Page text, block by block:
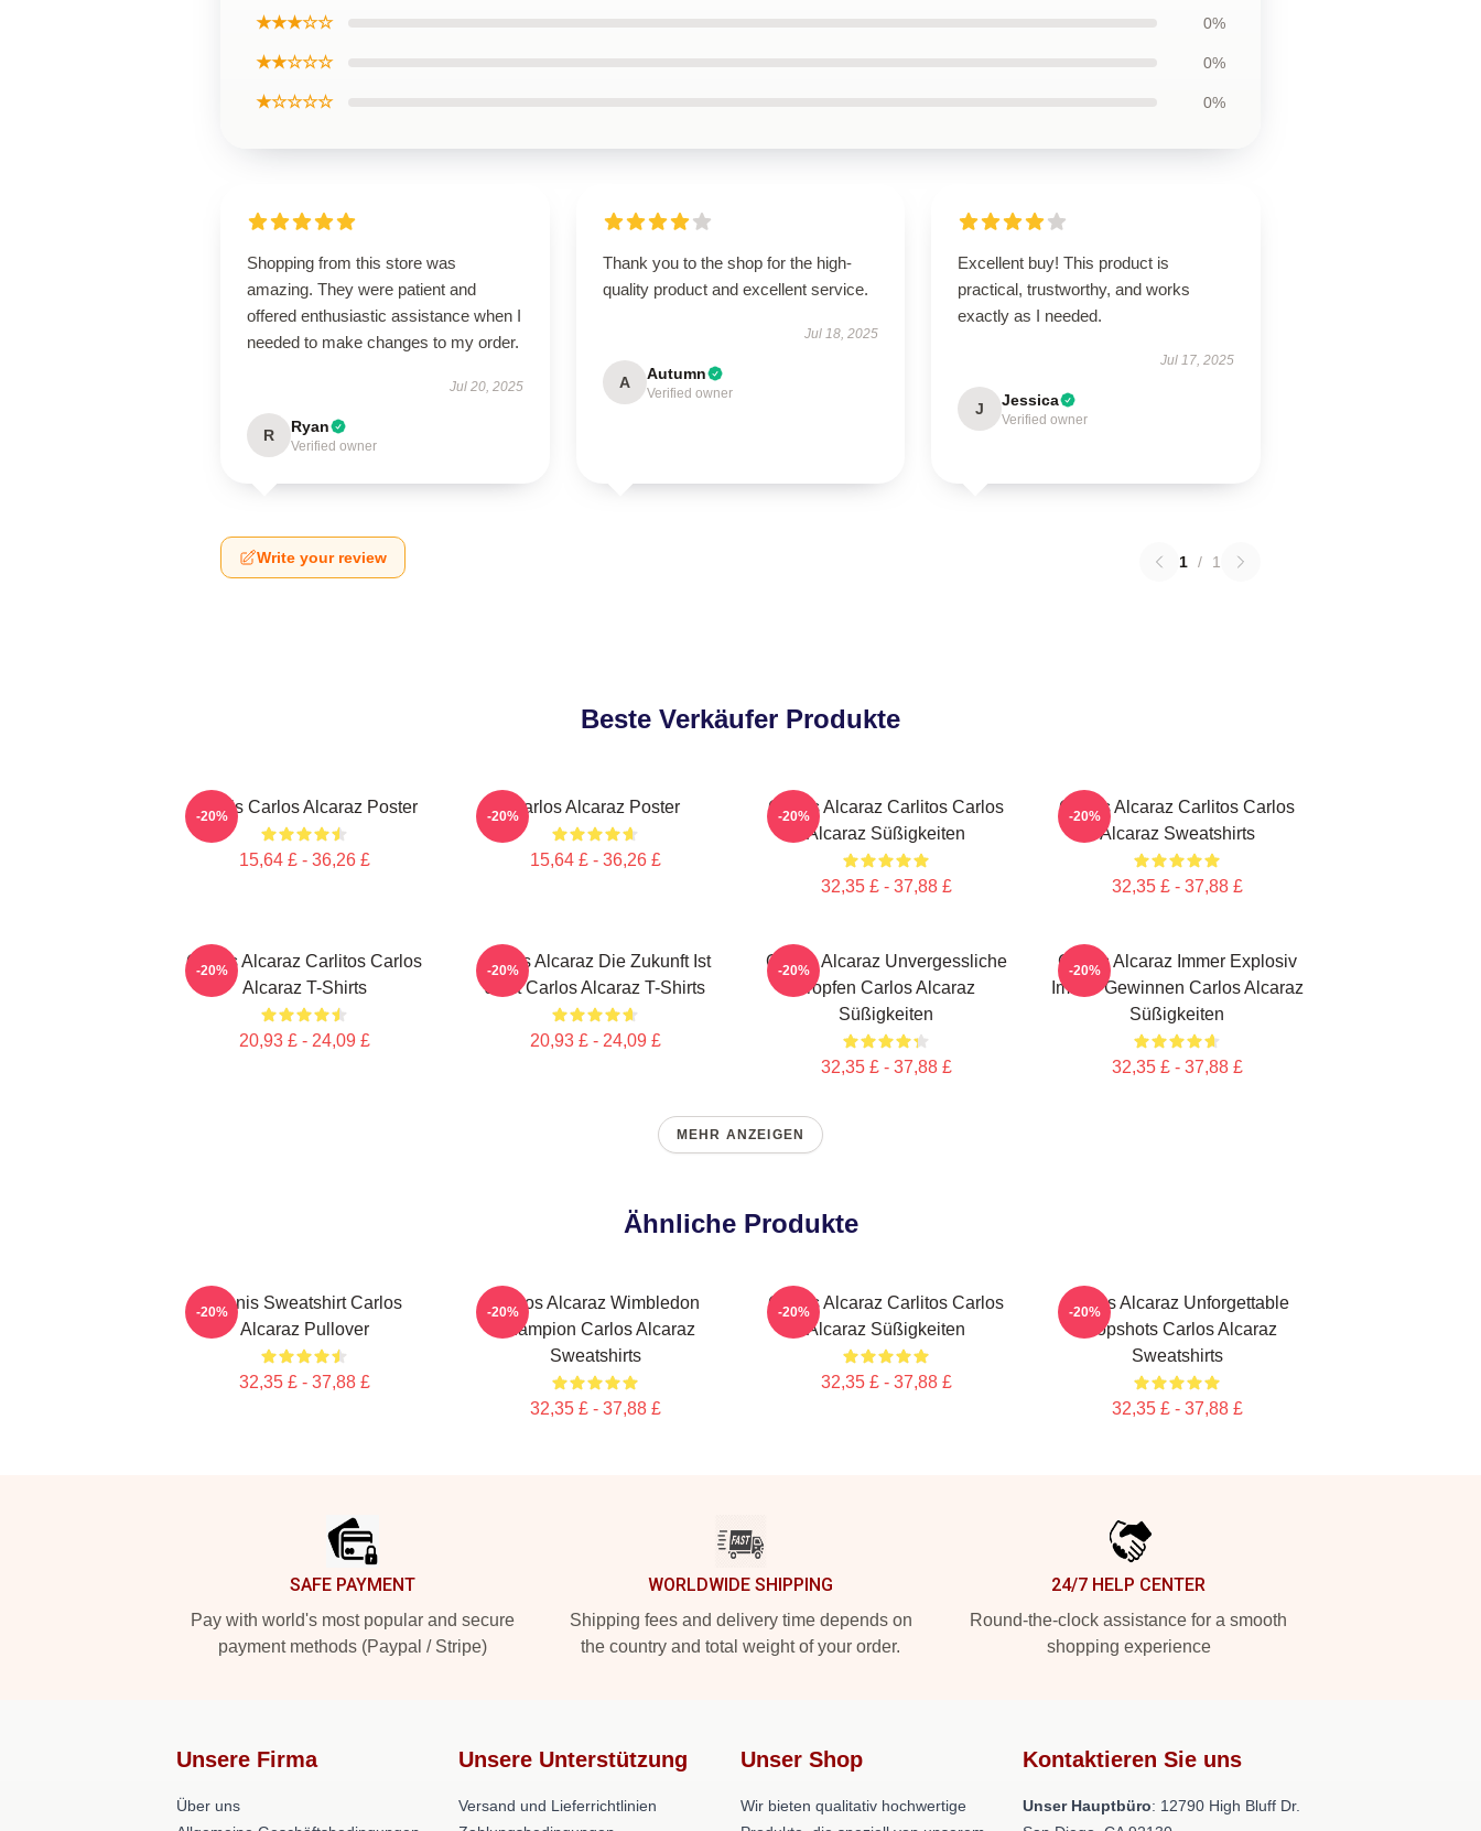
★★★☆☆ 0%
★★☆☆☆ 0%
★☆☆☆☆ 0%
Shopping from this store was
amazing. They were patient and
offered enthusiastic assistance when I
needed to make changes to my order.
Jul 20, 2025
R Ryan
Verified owner
Thank you to the shop for the high-
quality product and excellent service.
Jul 18, 2025
A Autumn
Verified owner
Excellent buy! This product is
practical, trustworthy, and works
exactly as I needed.
Jul 17, 2025
J Jessica
Verified owner
Write your review 1 / 1
Beste Verkäufer Produkte
Tennis Carlos Alcaraz Poster
15,64 £ - 36,26 £
-20% Carlos Alcaraz Poster
15,64 £ - 36,26 £
-20%
Carlos Alcaraz Carlitos Carlos
Alcaraz Süßigkeiten
32,35 £ - 37,88 £
-20%
Carlos Alcaraz Carlitos Carlos
Alcaraz Sweatshirts
32,35 £ - 37,88 £
-20%
Carlos Alcaraz Carlitos Carlos
Alcaraz T-Shirts
20,93 £ - 24,09 £
-20%
Carlos Alcaraz Die Zukunft Ist
Jetzt Carlos Alcaraz T-Shirts
20,93 £ - 24,09 £
-20%
Carlos Alcaraz Unvergessliche
Tropfen Carlos Alcaraz
Süßigkeiten
32,35 £ - 37,88 £
-20%
Carlos Alcaraz Immer Explosiv
Immer Gewinnen Carlos Alcaraz
Süßigkeiten
32,35 £ - 37,88 £
-20%
MEHR ANZEIGEN
Ähnliche Produkte
Tennis Sweatshirt Carlos
Alcaraz Pullover
32,35 £ - 37,88 £
-20%
Carlos Alcaraz Wimbledon
Champion Carlos Alcaraz
Sweatshirts
32,35 £ - 37,88 £
-20%
Carlos Alcaraz Carlitos Carlos
Alcaraz Süßigkeiten
32,35 £ - 37,88 £
-20%
Carlos Alcaraz Unforgettable
Dropshots Carlos Alcaraz
Sweatshirts
32,35 £ - 37,88 £
-20%
SAFE PAYMENT
Pay with world's most popular and secure
payment methods (Paypal / Stripe)
WORLDWIDE SHIPPING
Shipping fees and delivery time depends on
the country and total weight of your order.
24/7 HELP CENTER
Round-the-clock assistance for a smooth
shopping experience
Unsere Firma
Über uns
Unsere Unterstützung
Versand und Lieferrichtlinien
Unser Shop
Wir bieten qualitativ hochwertige
Kontaktieren Sie uns
Unser Hauptbüro: 12790 High Bluff Dr.